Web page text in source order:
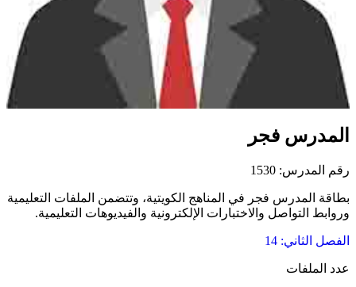
المدرس فجر
رقم المدرس: 1530
بطاقة المدرس فجر في المناهج الكويتية، وتتضمن الملفات التعليمية
وروابط التواصل والاختبارات الإلكترونية والفيديوهات التعليمية.
الفصل الثاني: 14
عدد الملفات